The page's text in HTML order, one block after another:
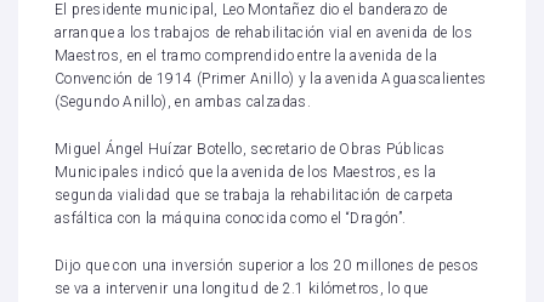
El presidente municipal, Leo Montañez dio el banderazo de
arranque a los trabajos de rehabilitación vial en avenida de los
Maestros, en el tramo comprendido entre la avenida de la
Convención de 1914 (Primer Anillo) y la avenida Aguascalientes
(Segundo Anillo), en ambas calzadas.
Miguel Ángel Huízar Botello, secretario de Obras Públicas
Municipales indicó que la avenida de los Maestros, es la
segunda vialidad que se trabaja la rehabilitación de carpeta
asfáltica con la máquina conocida como el “Dragón”.
Dijo que con una inversión superior a los 20 millones de pesos
se va a intervenir una longitud de 2.1 kilómetros, lo que